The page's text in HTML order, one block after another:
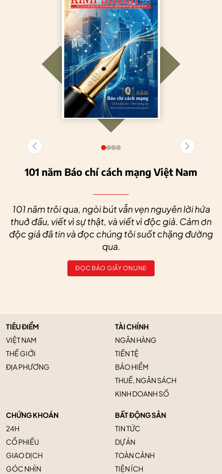
101 năm Báo chí cách mạng Việt Nam
101 năm trôi qua, ngòi bút vẫn vẹn nguyên lời hứa
thuở đầu, viết vì sự thật, và viết vì độc giả. Cảm ơn
độc giả đã tin và đọc chúng tôi suốt chặng đường
qua.
ĐỌC BÁO GIẤY ONLINE
TIÊU ĐIỂM
VIỆT NAM
THẾ GIỚI
ĐỊA PHƯƠNG
TÀI CHÍNH
NGÂN HÀNG
TIỀN TỆ
BẢO HIỂM
THUẾ, NGÂN SÁCH
KINH DOANH SỐ
CHỨNG KHOÁN
24H
CỔ PHIẾU
GIAO DỊCH
GÓC NHÌN
BẤT ĐỘNG SẢN
TIN TỨC
DỰ ÁN
TOÀN CẢNH
TIỆN ÍCH